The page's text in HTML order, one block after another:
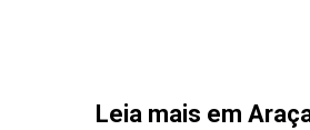
Leia mais em